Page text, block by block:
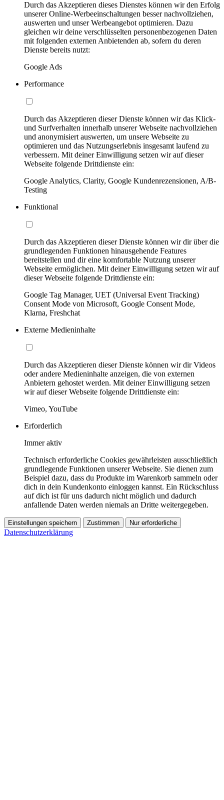
Durch das Akzeptieren dieses Dienstes können wir den Erfolg
unserer Online-Werbeeinschaltungen besser nachvollziehen,
auswerten und unser Werbeangebot optimieren. Dazu
gleichen wir deine verschlüsselten personenbezogenen Daten
mit folgenden externen Anbietenden ab, sofern du deren
Dienste bereits nutzt:
Google Ads
Performance
Durch das Akzeptieren dieser Dienste können wir das Klick-
und Surfverhalten innerhalb unserer Webseite nachvollziehen
und anonymisiert auswerten, um unsere Webseite zu
optimieren und das Nutzungserlebnis insgesamt laufend zu
verbessern. Mit deiner Einwilligung setzen wir auf dieser
Webseite folgende Drittdienste ein:
Google Analytics, Clarity, Google Kundenrezensionen, A/B-
Testing
Funktional
Durch das Akzeptieren dieser Dienste können wir dir über die
grundlegenden Funktionen hinausgehende Features
bereitstellen und dir eine komfortable Nutzung unserer
Webseite ermöglichen. Mit deiner Einwilligung setzen wir auf
dieser Webseite folgende Drittdienste ein:
Google Tag Manager, UET (Universal Event Tracking)
Consent Mode von Microsoft, Google Consent Mode,
Klarna, Freshchat
Externe Medieninhalte
Durch das Akzeptieren dieser Dienste können wir dir Videos
oder andere Medieninhalte anzeigen, die von externen
Anbietern gehostet werden. Mit deiner Einwilligung setzen
wir auf dieser Webseite folgende Drittdienste ein:
Vimeo, YouTube
Erforderlich
Immer aktiv
Technisch erforderliche Cookies gewährleisten ausschließlich
grundlegende Funktionen unserer Webseite. Sie dienen zum
Beispiel dazu, dass du Produkte im Warenkorb sammeln oder
dich in dein Kundenkonto einloggen kannst. Ein Rückschluss
auf dich ist für uns dadurch nicht möglich und dadurch
anfallende Daten werden niemals an Dritte weitergegeben.
Einstellungen speichern Zustimmen Nur erforderliche
Datenschutzerklärung